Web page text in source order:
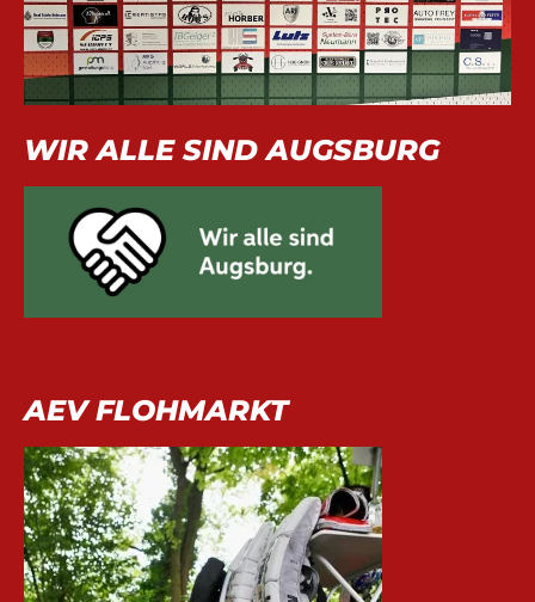
WIR ALLE SIND AUGSBURG
AEV FLOHMARKT